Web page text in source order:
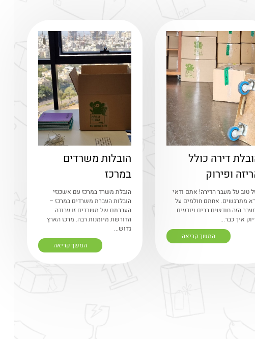
דירה כולל
ופירוק
טוב על מעבר הדירה! אתם ודאי
מתרגשים. אחתם חולמים על
הזה חודשים רבים ויודעים
איך כבר...
המשך קריאה
הובלות משרדים
במרכז
הובלת משרד במרכז עם אשכנזי
הובלות העברת משרדים במרכז –
העברתם של משרדים זו עבודה
הדורשת מיומנות רבה. מרכז הארץ
גדוש...
המשך קריאה